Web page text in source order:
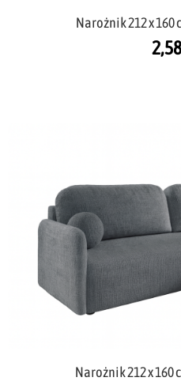
Narożnik 212 x 160
Narożnik 212 x 160